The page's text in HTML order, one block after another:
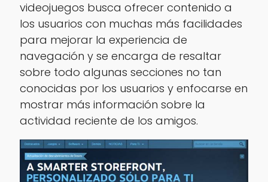
videojuegos busca ofrecer contenido a
los usuarios con muchas más facilidades
para mejorar la experiencia de
navegación y se encarga de resaltar
sobre todo algunas secciones no tan
conocidas por los usuarios y enfocarse en
mostrar más información sobre la
actividad reciente de los amigos.